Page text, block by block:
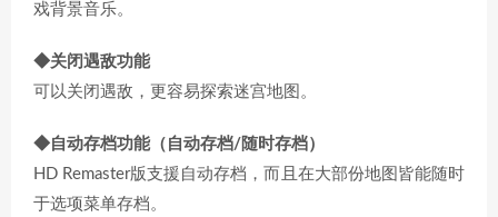
戏背景音乐。
◆关闭遇敌功能
可以关闭遇敌，更容易探索迷宫地图。
◆自动存档功能（自动存档/随时存档）
HD Remaster版支援自动存档，而且在大部份地图皆能随时
于选项菜单存档。